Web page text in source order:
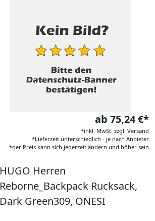
ab 75,24 €*
*inkl. MwSt. zzgl. Versand
*Lieferzeit unterschiedlich - je nach Anbieter
*der Preis kann sich jederzeit ändern und höher sein
HUGO Herren
Reborne_Backpack Rucksack,
Dark Green309, ONESI